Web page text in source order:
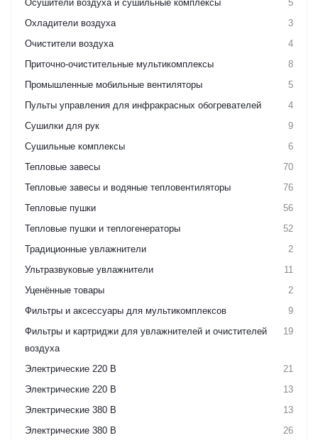
Осушители воздуха и сушильные комплексы
5
Охладители воздуха
3
Очистители воздуха
4
Приточно-очистительные мультикомплексы
8
Промышленные мобильные вентиляторы
5
Пульты управления для инфракрасных обогревателей
4
Сушилки для рук
9
Сушильные комплексы
6
Тепловые завесы
70
Тепловые завесы и водяные тепловентиляторы
76
Тепловые пушки
56
Тепловые пушки и теплогенераторы
52
Традиционные увлажнители
2
Ультразвуковые увлажнители
11
Уценённые товары
2
Фильтры и аксессуары для мультикомплексов
9
Фильтры и картриджи для увлажнителей и очистителей
воздуха
19
Электрические 220 В
21
Электрические 220 В
13
Электрические 380 В
13
Электрические 380 В
26